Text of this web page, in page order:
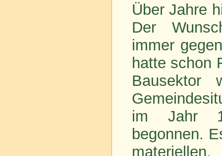
Über Jahre
Der
immer
hatte schon
Bausektor
im Jahr
begonnen.